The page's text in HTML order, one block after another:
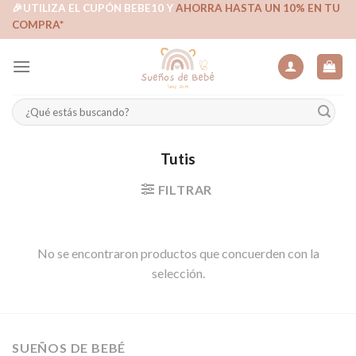
Skip🎉UTILIZA EL CUPÓN BEBE10 YAHORRA HASTA UN 10% EN TU
COMPRA*
Buscar
por:
Tutis
FILTRAR
No se encontraron productos que concuerden con la
selección.
SUEÑOS DE BEBÉ